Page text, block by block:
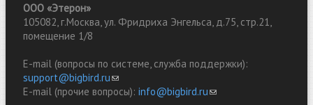
ООО «Этерон»
105082, г.Москва, ул. Фридриха Энгельса, д.75, стр.21,
помещение 1/8
E-mail (вопросы по системе, служба поддержки):
support@bigbird.ru(link sends e-mail)
E-mail (прочие вопросы): info@bigbird.ru(link sends e-mail)